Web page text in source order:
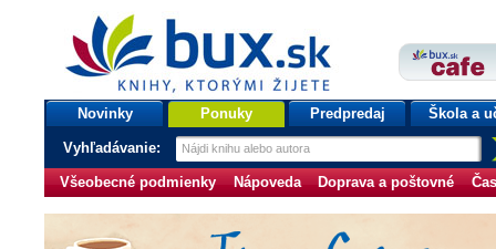
bux.sk
knihy, ktorými žijete
Úvodná stránka
Novinky Ponuky Predpredaj Škola a
Vyhľadávanie:
Všeobecné podmienky Nápoveda Doprava a poštovné